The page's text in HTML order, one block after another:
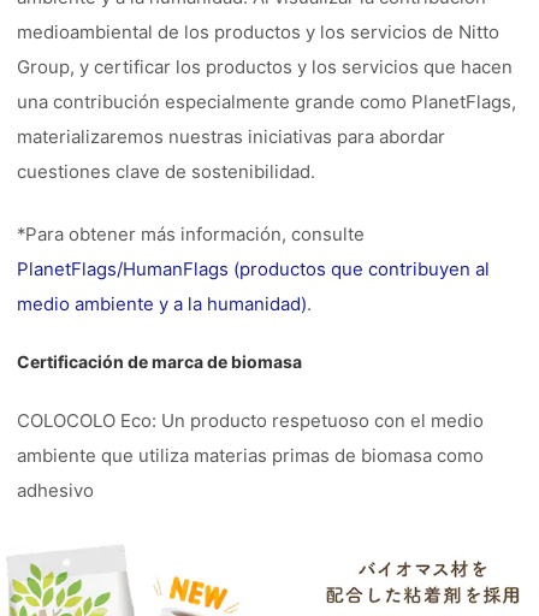
medioambiental de los productos y los servicios de Nitto
Group, y certificar los productos y los servicios que hacen
una contribución especialmente grande como PlanetFlags,
materializaremos nuestras iniciativas para abordar
cuestiones clave de sostenibilidad.
*Para obtener más información, consulte
PlanetFlags/HumanFlags (productos que contribuyen al
medio ambiente y a la humanidad).
Certificación de marca de biomasa
COLOCOLO Eco: Un producto respetuoso con el medio
ambiente que utiliza materias primas de biomasa como
adhesivo